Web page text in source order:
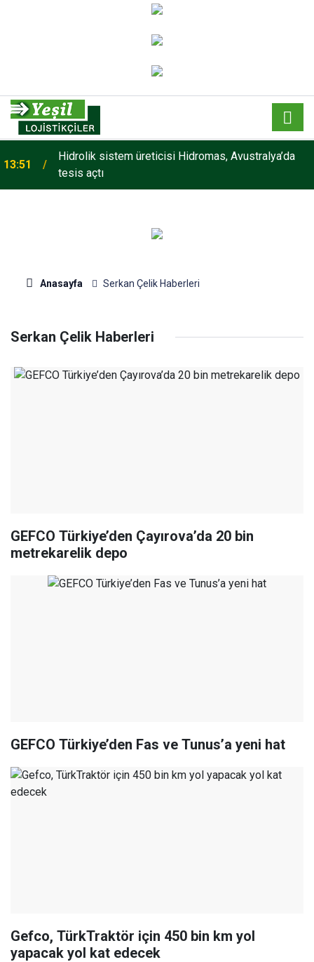
13:51
Hidrolik sistem üreticisi Hidromas, Avustralya’da
tesis açtı
Anasayfa Serkan Çelik Haberleri
Serkan Çelik Haberleri
GEFCO Türkiye’den Çayırova’da 20 bin
metrekarelik depo
GEFCO Türkiye’den Fas ve Tunus’a yeni hat
Gefco, TürkTraktör için 450 bin km yol
yapacak yol kat edecek